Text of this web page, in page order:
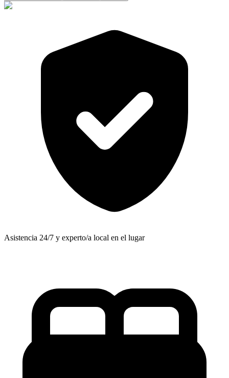
Asistencia 24/7 y experto/a local en el lugar